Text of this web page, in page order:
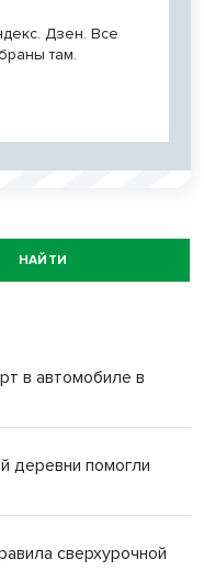
Дзен. Все
там.
НАЙТИ
в автомобиле в
деревни помогли
сверхурочной